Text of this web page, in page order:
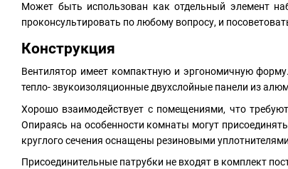
Может быть использован как отдельный элемент
проконсультировать по любому вопросу, и
Конструкция
Вентилятор имеет компактную и эргономичную
тепло- звукоизоляционные двухслойные панели из
Хорошо взаимодействует с помещениями, что
Опираясь на особенности комнаты могут
круглого сечения оснащены резиновыми
Присоединительные патрубки не входят в комплект